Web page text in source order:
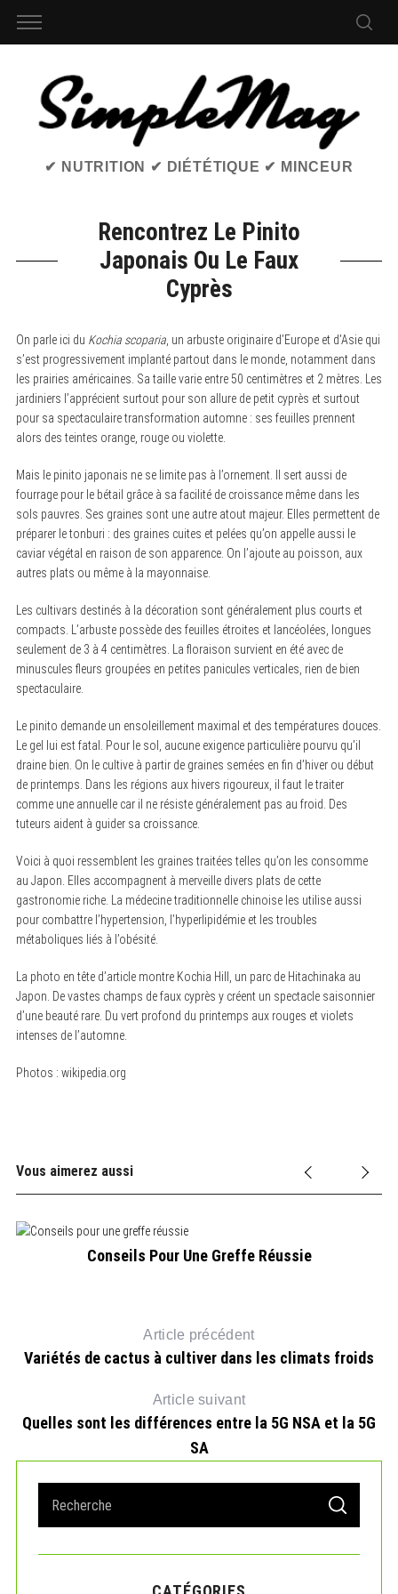
✔ NUTRITION ✔ DIÉTÉTIQUE ✔ MINCEUR
Rencontrez Le Pinito
Japonais Ou Le Faux
Cyprès
On parle ici du Kochia scoparia, un arbuste originaire d’Europe et d’Asie qui
s’est progressivement implanté partout dans le monde, notamment dans
les prairies américaines. Sa taille varie entre 50 centimètres et 2 mètres. Les
jardiniers l’apprécient surtout pour son allure de petit cyprès et surtout
pour sa spectaculaire transformation automne : ses feuilles prennent
alors des teintes orange, rouge ou violette.
Mais le pinito japonais ne se limite pas à l’ornement. Il sert aussi de
fourrage pour le bétail grâce à sa facilité de croissance même dans les
sols pauvres. Ses graines sont une autre atout majeur. Elles permettent de
préparer le tonburi : des graines cuites et pelées qu’on appelle aussi le
caviar végétal en raison de son apparence. On l’ajoute au poisson, aux
autres plats ou même à la mayonnaise.
Les cultivars destinés à la décoration sont généralement plus courts et
compacts. L’arbuste possède des feuilles étroites et lancéolées, longues
seulement de 3 à 4 centimètres. La floraison survient en été avec de
minuscules fleurs groupées en petites panicules verticales, rien de bien
spectaculaire.
Le pinito demande un ensoleillement maximal et des températures douces.
Le gel lui est fatal. Pour le sol, aucune exigence particulière pourvu qu’il
draine bien. On le cultive à partir de graines semées en fin d’hiver ou début
de printemps. Dans les régions aux hivers rigoureux, il faut le traiter
comme une annuelle car il ne résiste généralement pas au froid. Des
tuteurs aident à guider sa croissance.
Voici à quoi ressemblent les graines traitées telles qu’on les consomme
au Japon. Elles accompagnent à merveille divers plats de cette
gastronomie riche. La médecine traditionnelle chinoise les utilise aussi
pour combattre l’hypertension, l’hyperlipidémie et les troubles
métaboliques liés à l’obésité.
La photo en tête d’article montre Kochia Hill, un parc de Hitachinaka au
Japon. De vastes champs de faux cyprès y créent un spectacle saisonnier
d’une beauté rare. Du vert profond du printemps aux rouges et violets
intenses de l’automne.
Photos : wikipedia.org
Vous aimerez aussi
Conseils Pour Une Greffe Réussie
Article précédent
Variétés de cactus à cultiver dans les climats froids
Article suivant
Quelles sont les différences entre la 5G NSA et la 5G
SA
a
r
S
A
C
S
e
r
c
o